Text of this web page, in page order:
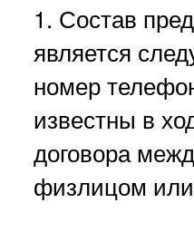
1. Состав
является
номер
известны в
договора
физлицом